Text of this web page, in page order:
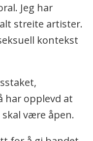
Jeg har
streite artister.
kontekst
har opplevd at
være åpen.